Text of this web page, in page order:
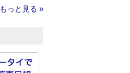
もっと見る »